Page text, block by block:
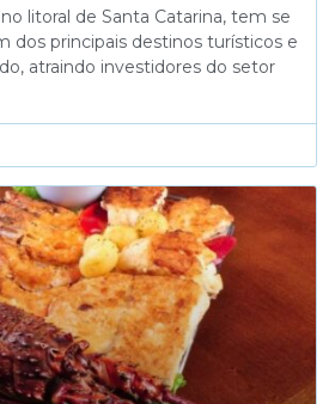
litoral de Santa Catarina, tem se
dos principais destinos turísticos e
atraindo investidores do setor